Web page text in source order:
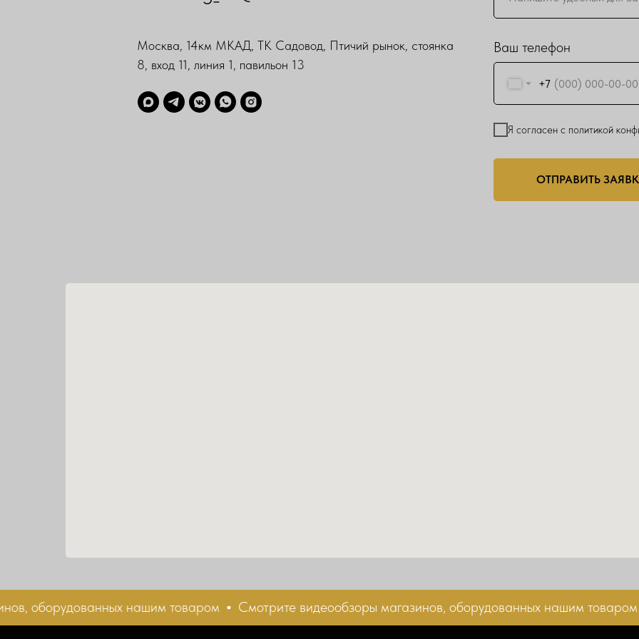
Москва, 14км МКАД, ТК Садовод, Птичий рынок, стоянка
8, вход 11, линия 1, павильон 13
Ваш телефон
+7
Я согласен с политикой
ОТПРАВИТЬ
оборудованных нашим товаром Смотрите видеообзоры магазинов, оборудованных нашим товаром